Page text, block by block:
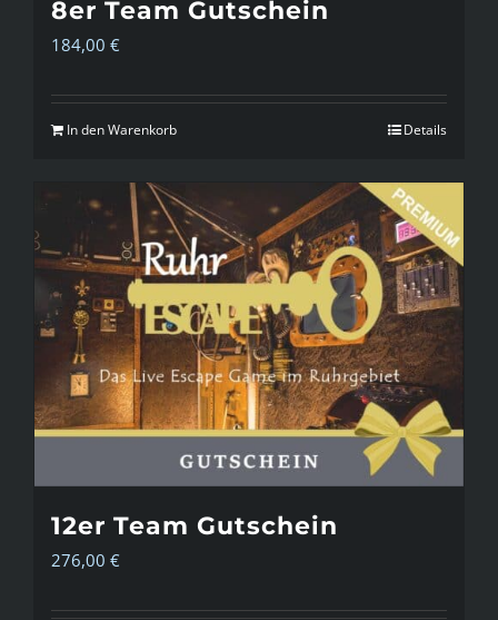
8er Team Gutschein
184,00 €
In den Warenkorb Details
12er Team Gutschein
276,00 €